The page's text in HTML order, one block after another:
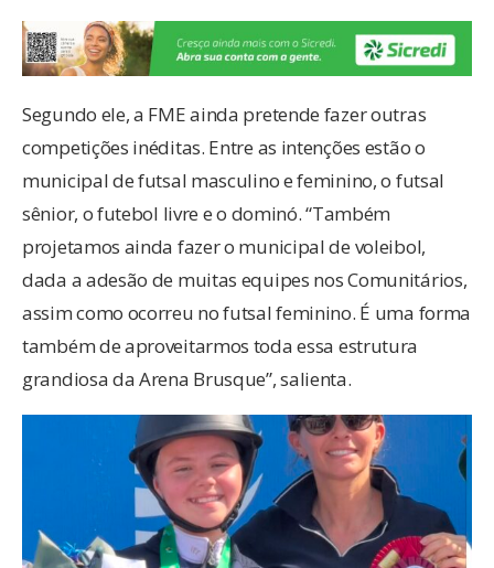
Segundo ele, a FME ainda pretende fazer outras
competições inéditas. Entre as intenções estão o
municipal de futsal masculino e feminino, o futsal
sênior, o futebol livre e o dominó. “Também
projetamos ainda fazer o municipal de voleibol,
dada a adesão de muitas equipes nos Comunitários,
assim como ocorreu no futsal feminino. É uma forma
também de aproveitarmos toda essa estrutura
grandiosa da Arena Brusque”, salienta.